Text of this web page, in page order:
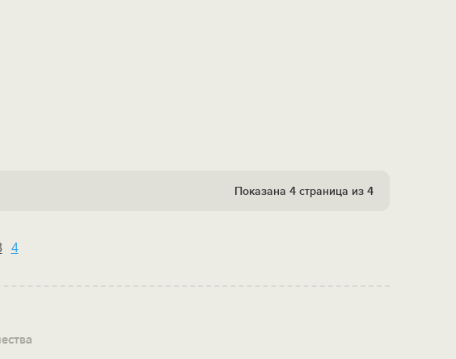
Показана 4 страница из 4
4